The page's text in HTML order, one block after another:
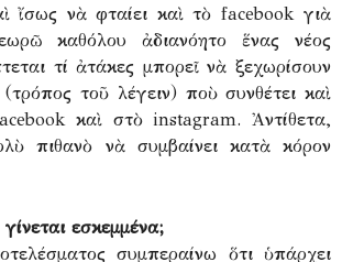
ἴσως νὰ φταίει καὶ τὸ facebook γιὰ
καθόλου ἀδιανόητο ἕνας νέος
τί ἀτάκες μπορεῖ νὰ ξεχωρίσουν
τοῦ λέγειν) ποὺ συνθέτει καὶ
καὶ στὸ instagram. Ἀντίθετα,
πιθανὸ νὰ συμβαίνει κατὰ κόρον
εσκεμμένα;
συμπεραίνω ὅτι ὑπάρχει